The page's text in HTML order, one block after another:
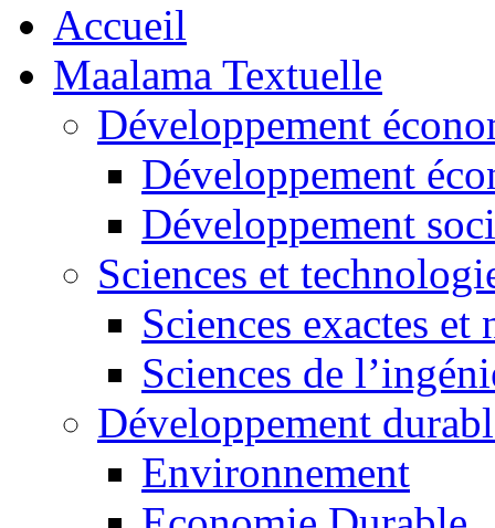
Accueil
Maalama Textuelle
Développement
Développement
Développement
Sciences et
Sciences exactes et
Sciences de
Développement
Environnement